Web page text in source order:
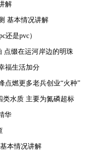
解
基本情况讲解
还是pvc）
点缀在运河岸边的明珠
福生活加分
点燃更多老兵创业“火种”
类水质 主要为氮磷超标
华
本情况讲解